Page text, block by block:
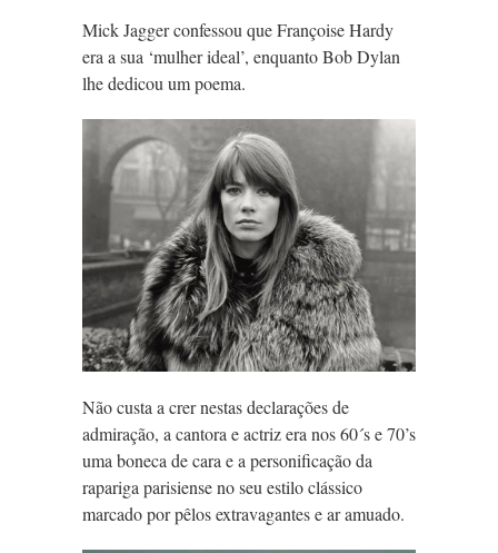
Mick Jagger confessou que Françoise Hardy
era a sua ‘mulher ideal’, enquanto Bob Dylan
lhe dedicou um poema.
Não custa a crer nestas declarações de
admiração, a cantora e actriz era nos 60´s e 70’s
uma boneca de cara e a personificação da
rapariga parisiense no seu estilo clássico
marcado por pêlos extravagantes e ar amuado.